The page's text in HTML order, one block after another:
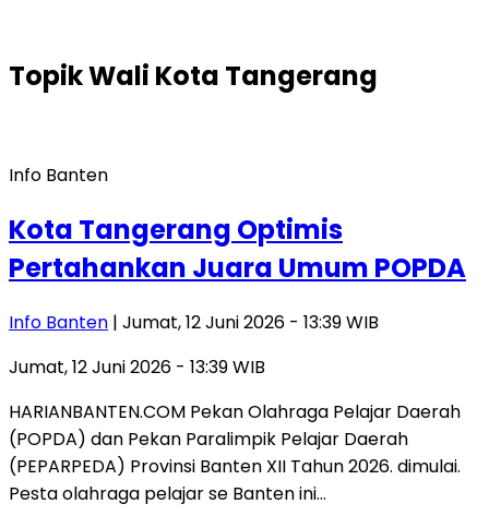
TopikWali Kota Tangerang
Info Banten
Kota Tangerang Optimis
Pertahankan Juara Umum POPDA
Info Banten | Jumat, 12 Juni 2026 - 13:39 WIB
Jumat, 12 Juni 2026 - 13:39 WIB
HARIANBANTEN.COM Pekan Olahraga Pelajar Daerah
(POPDA) dan Pekan Paralimpik Pelajar Daerah
(PEPARPEDA) Provinsi Banten XII Tahun 2026. dimulai.
Pesta olahraga pelajar se Banten ini…